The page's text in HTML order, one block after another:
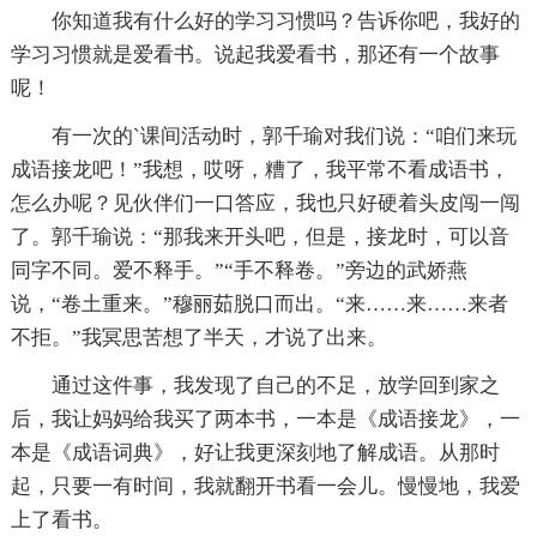
你知道我有什么好的学习习惯吗？告诉你吧，我好的
学习习惯就是爱看书。说起我爱看书，那还有一个故事
呢！
有一次的`课间活动时，郭千瑜对我们说：“咱们来玩
成语接龙吧！”我想，哎呀，糟了，我平常不看成语书，
怎么办呢？见伙伴们一口答应，我也只好硬着头皮闯一闯
了。郭千瑜说：“那我来开头吧，但是，接龙时，可以音
同字不同。爱不释手。”“手不释卷。”旁边的武娇燕
说，“卷土重来。”穆丽茹脱口而出。“来……来……来者
不拒。”我冥思苦想了半天，才说了出来。
通过这件事，我发现了自己的不足，放学回到家之
后，我让妈妈给我买了两本书，一本是《成语接龙》，一
本是《成语词典》，好让我更深刻地了解成语。从那时
起，只要一有时间，我就翻开书看一会儿。慢慢地，我爱
上了看书。